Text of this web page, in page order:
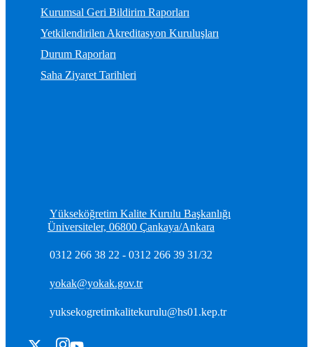
Kurumsal Geri Bildirim Raporları
Yetkilendirilen Akreditasyon Kuruluşları
Durum Raporları
Saha Ziyaret Tarihleri
Yükseköğretim Kalite Kurulu Başkanlığı
Üniversiteler, 06800 Çankaya/Ankara
0312 266 38 22 - 0312 266 39 31/32
yokak@yokak.gov.tr
yuksekogretimkalitekurulu@hs01.kep.tr